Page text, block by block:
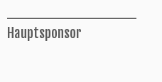
Hauptsponsor